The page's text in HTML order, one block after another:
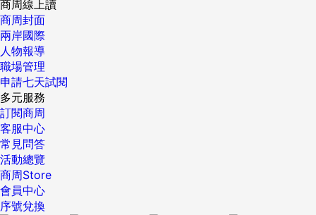
驚，因為我沒想到他的話顛覆了我對善良的認知，也讓這個理
論應驗到了我的生活中，讓我明白了：「善良其實是有成本
的。」 二戰時期，大家認為辛德勒是一個善良的德國人，我們
會認為拉貝是一個善良的傳教士。因為當他們手握生殺大權依
舊選擇救人性命時，那才是一種偉大的善良，那種善良才是發
著光的。 普通人也有善良，只不過就顯得脆弱了不少。當一個
人是弱者時，所有的善良似乎都只是偽善，或者是他不得不善
良而已。 我也明白了，善良的本質是強者的特權。所謂善良，
應該是劊子手抬起卻沒有落下的刀，應該是強者最後的留情，
是得理者能罵卻收回的言語。 ------------------- 強者從善，
更難得。 電影《驢得水》裡有個銅匠，他本身是個淳樸簡單的
人，原來的生活，只是賺個錢吃個饅頭，很容易滿足。直到他
變成了呂得水，直到他擁有了掌握一整所學校命運的條件，瞬
商周線上讀
商周封面
兩岸國際
人物報導
職場管理
申請七天試閱
多元服務
訂閱商周
客服中心
常見問答
活動總覽
商周Store
會員中心
序號兌換